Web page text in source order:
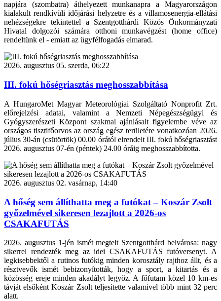
napjára (szombatra) áthelyezett munkanapra a Magyarországon
kialakult rendkívüli időjárási helyzetre és a villamosenergia-ellátási
nehézségekre tekintettel a Szentgotthárdi Közös Önkormányzati
Hivatal dolgozói számára otthoni munkavégzést (home office)
rendeltünk el - emiatt az ügyfélfogadás elmarad.
2026. augusztus 05. szerda, 06:22
III. fokú hőségriasztás meghosszabbítása
A HungaroMet Magyar Meteorológiai Szolgáltató Nonprofit Zrt.
előrejelzési adatai, valamint a Nemzeti Népegészségügyi és
Gyógyszerészeti Központ szakmai ajánlásait figyelembe véve az
országos tisztifőorvos az ország egész területére vonatkozóan 2026.
július 30-án (csütörtök) 00.00 órától elrendelt III. fokú hőségriasztást
2026. augusztus 07-én (péntek) 24.00 óráig meghosszabbította.
2026. augusztus 02. vasárnap, 14:40
A hőség sem állíthatta meg a futókat – Koszár Zsolt
győzelmével sikeresen lezajlott a 2026-os
CSAKAFUTÁS
2026. augusztus 1-jén ismét megtelt Szentgotthárd belvárosa: nagy
sikerrel rendezték meg az idei CSAKAFUTÁS futóversenyt. A
legkisebbektől a rutinos futókig minden korosztály rajthoz állt, és a
résztvevők ismét bebizonyították, hogy a sport, a kitartás és a
közösség ereje minden akadályt legyőz. A főfutam közel 10 km-es
távját elsőként Koszár Zsolt teljesítette valamivel több mint 32 perc
alatt.